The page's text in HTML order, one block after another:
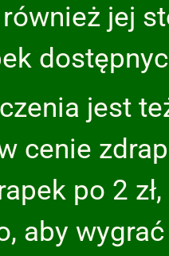
jej
jest
cenie
po 2
aby